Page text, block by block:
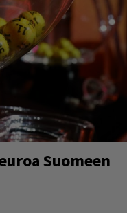
Suomeen